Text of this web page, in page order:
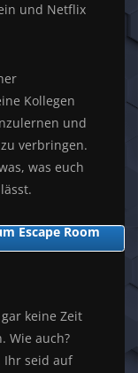
und Netflix
Kollegen
und
verbringen.
was euch
Escape Room
keine Zeit
Wie auch?
Ihr seid auf